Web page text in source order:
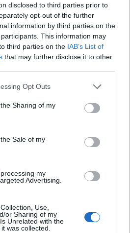
disclosed to third parties prior to
opt-out of the further
information by third parties on the
participants. This information may
third parties on the IAB’s List of
that may further disclose it to other
Opt Outs
Sharing of my
Sale of my
my
Advertising.
Use,
or Sharing of my
Unrelated with the
was collected.
amelyek digitalizációval,
üzenetküldéssel
távon pedig az érintéses-
vállalatok is
vészhelyzet miatti fogyasztói
tucat fintech egyébként
a járványt, hogy egy jótékony
pánik eddig legjobban a
amelyek kifejezetten a kkv-
megoldásokat. A legtöbb ilyen
olyan vállalatok is, amelyek
kkv-nak. Mivel...